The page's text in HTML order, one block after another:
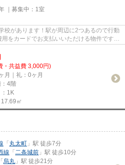
｜募集中： 1室
校があります！駅が周辺に2つあるので行動
をカードでお支払いいただける物件です！
・共益費 3,000円)
月｜礼：0ヶ月
：4階
：1K
㎡
「 丸太町 」駅 徒歩7分
線 「 二条城前 」駅 徒歩10分
「 烏丸 」駅 徒歩21分